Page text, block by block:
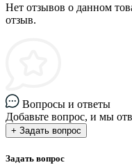
Нет отзывов о данном
отзыв.
Вопросы и ответы
Добавьте вопрос, и мы
+ Задать вопрос
Задать вопрос